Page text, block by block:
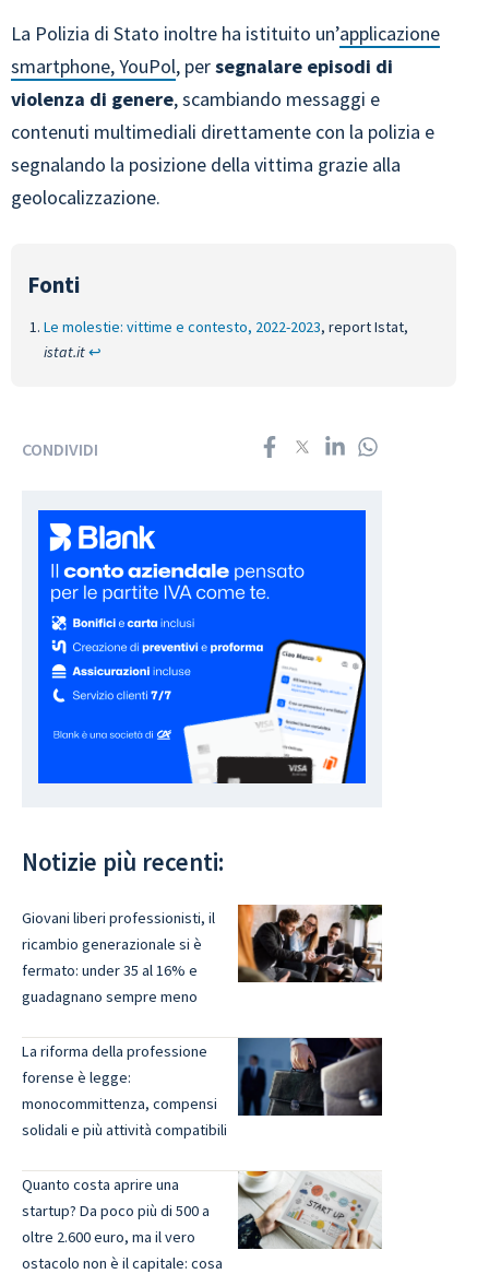
La Polizia di Stato inoltre ha istituito un’applicazione
smartphone, YouPol, persegnalare episodi di
violenza di genere, scambiando messaggi e
contenuti multimediali direttamente con la polizia e
segnalando la posizione della vittima grazie alla
geolocalizzazione.
Le molestie: vittime e contesto, 2022-2023, report Istat,
istat.it↩︎
CONDIVIDI
Notizie più recenti:
Giovani liberi professionisti, il
ricambio generazionale si è
fermato: under 35 al 16% e
guadagnano sempre meno
La riforma della professione
forense è legge:
monocommittenza, compensi
solidali e più attività compatibili
Quanto costa aprire una
startup? Da poco più di 500 a
oltre 2.600 euro, ma il vero
ostacolo non è il capitale: cosa